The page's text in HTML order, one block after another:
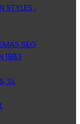
STYLES ,
SEG
1983
SL